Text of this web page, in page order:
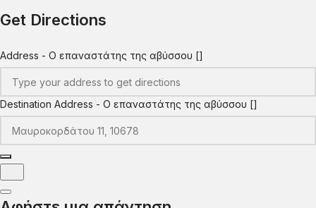
Get Directions
Address - Ο επαναστάτης της αβύσσου []
Destination Address - Ο επαναστάτης της αβύσσου []